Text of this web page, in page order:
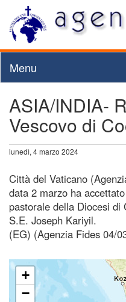
Menu
ASIA/INDIA-
Vescovo di
lunedì, 4 marzo 2024
Città del Vaticano
data 2 marzo ha
pastorale della Diocesi
S.E. Joseph Kariyil.
(EG) (Agenzia Fides 04/
+
−